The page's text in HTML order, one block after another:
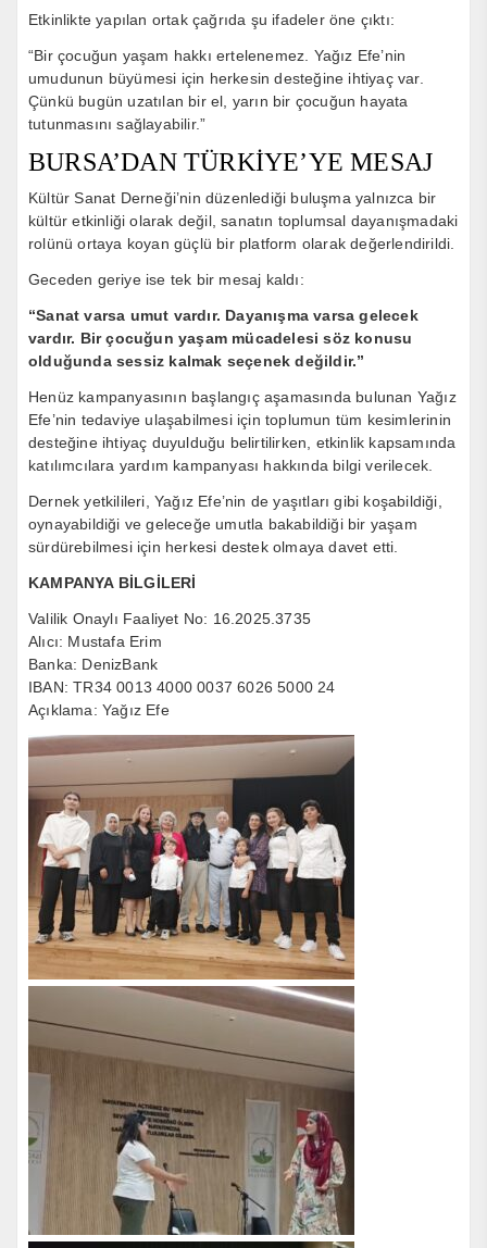
Etkinlikte yapılan ortak çağrıda şu ifadeler öne çıktı:
“Bir çocuğun yaşam hakkı ertelenemez. Yağız Efe’nin
umudunun büyümesi için herkesin desteğine ihtiyaç var.
Çünkü bugün uzatılan bir el, yarın bir çocuğun hayata
tutunmasını sağlayabilir.”
BURSA’DAN TÜRKİYE’YE MESAJ
Kültür Sanat Derneği’nin düzenlediği buluşma yalnızca bir
kültür etkinliği olarak değil, sanatın toplumsal dayanışmadaki
rolünü ortaya koyan güçlü bir platform olarak değerlendirildi.
Geceden geriye ise tek bir mesaj kaldı:
“Sanat varsa umut vardır. Dayanışma varsa gelecek
vardır. Bir çocuğun yaşam mücadelesi söz konusu
olduğunda sessiz kalmak seçenek değildir.”
Henüz kampanyasının başlangıç aşamasında bulunan Yağız
Efe’nin tedaviye ulaşabilmesi için toplumun tüm kesimlerinin
desteğine ihtiyaç duyulduğu belirtilirken, etkinlik kapsamında
katılımcılara yardım kampanyası hakkında bilgi verilecek.
Dernek yetkilileri, Yağız Efe’nin de yaşıtları gibi koşabildiği,
oynayabildiği ve geleceğe umutla bakabildiği bir yaşam
sürdürebilmesi için herkesi destek olmaya davet etti.
KAMPANYA BİLGİLERİ
Valilik Onaylı Faaliyet No: 16.2025.3735
Alıcı: Mustafa Erim
Banka: DenizBank
IBAN: TR34 0013 4000 0037 6026 5000 24
Açıklama: Yağız Efe